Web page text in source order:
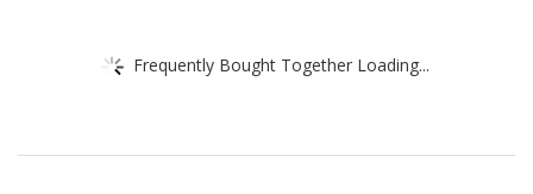
Frequently Bought Together Loading...